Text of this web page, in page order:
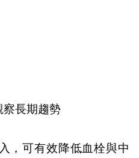
長期趨勢
，可有效降低血栓與中